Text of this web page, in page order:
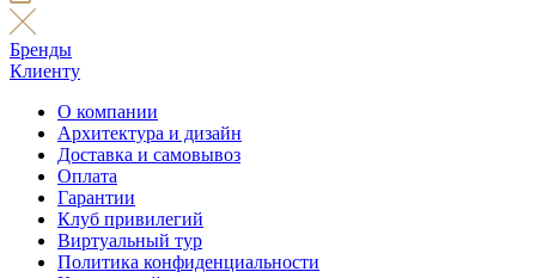
Бренды
Клиенту
О компании
Архитектура и дизайн
Доставка и самовывоз
Оплата
Гарантии
Клуб привилегий
Виртуальный тур
Политика конфиденциальности